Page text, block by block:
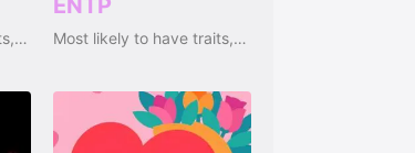
Most likely to have traits, qualities and emotions Most likely to have traits, qualities and emotions